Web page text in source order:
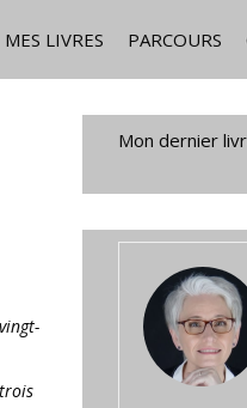
MES LIVRES PARCOURS
Mon dernier